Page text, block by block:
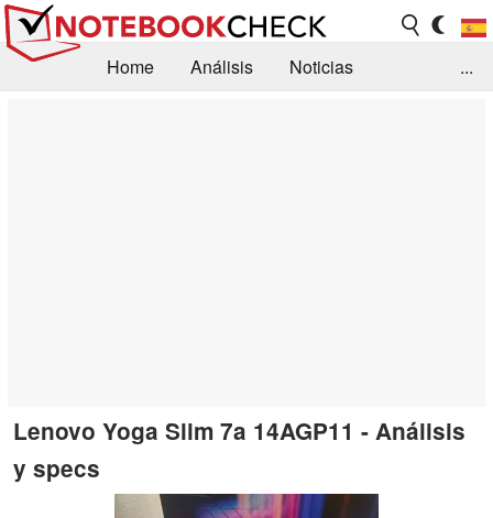
Home Análisis
Noticias
...
Lenovo Yoga Slim 7a 14AGP11 - Análisis
y specs